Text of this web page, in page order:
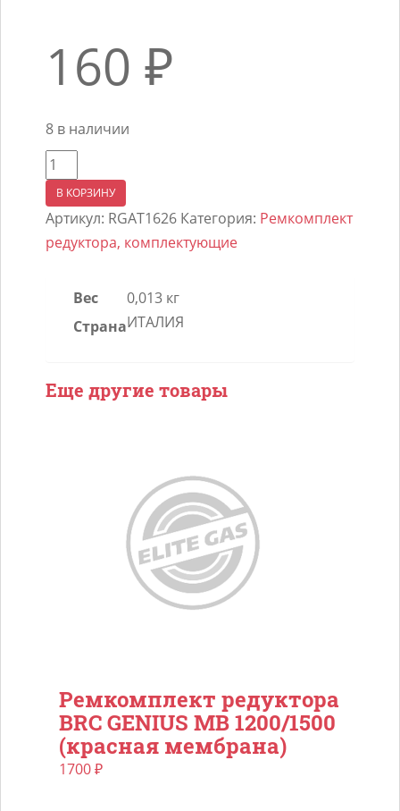
160 ₽
8 в наличии
Количество
товара
Штуцер
тосольный
редуктора
Nordic
(2кольца)
В КОРЗИНУ
Артикул: RGAT1626 Категория: Ремкомплект
редуктора, комплектующие
Вес
0,013 кг
СтранаИТАЛИЯ
Еще другие товары
Ремкомплект редуктора
BRC GENIUS MB 1200/1500
(красная мембрана)
1700₽